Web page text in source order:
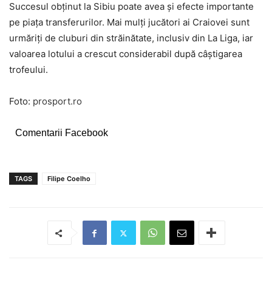
Succesul obținut la Sibiu poate avea și efecte importante
pe piața transferurilor. Mai mulți jucători ai Craiovei sunt
urmăriți de cluburi din străinătate, inclusiv din La Liga, iar
valoarea lotului a crescut considerabil după câștigarea
trofeului.
Foto: prosport.ro
Comentarii Facebook
TAGS Filipe Coelho